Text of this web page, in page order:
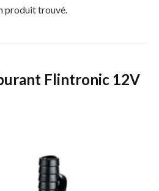
produit trouvé.
Flintronic 12V